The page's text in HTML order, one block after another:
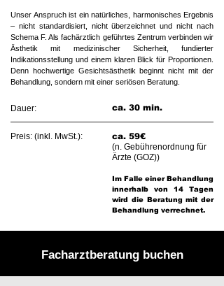
Unser Anspruch ist ein natürliches, harmonisches Ergebnis
– nicht standardisiert, nicht überzeichnet und nicht nach
Schema F. Als fachärztlich geführtes Zentrum verbinden wir
Ästhetik mit medizinischer Sicherheit, fundierter
Indikationsstellung und einem klaren Blick für Proportionen.
Denn hochwertige Gesichtsästhetik beginnt nicht mit der
Behandlung, sondern mit einer seriösen Beratung.​
Dauer: ca. 30 min.
Preis: (inkl. MwSt.):
ca. 59€
(n. Gebührenordnung für
Ärzte (GOZ))​​
Im Falle einer Behandlung
innerhalb von 14 Tagen
wird die Beratung mit der
Behandlung verrechnet.
Facharztberatung buchen